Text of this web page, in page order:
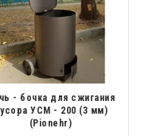
- бочка для сжигания
УСМ - 200 (3 мм)
(Pionehr)